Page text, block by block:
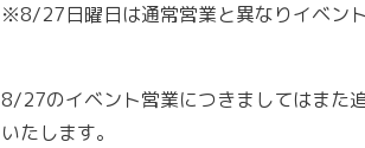
※8/27日曜日は通常営業と異なりイベント
8/27のイベント営業につきましてはまた
いたします。